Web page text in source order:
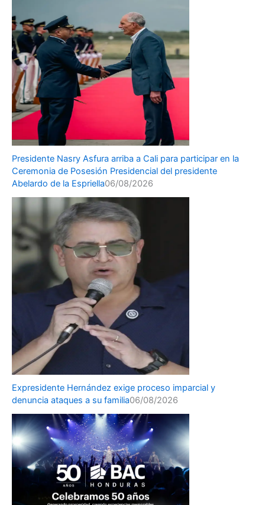
Presidente Nasry Asfura arriba a Cali para participar en la
Ceremonia de Posesión Presidencial del presidente
Abelardo de la Espriella06/08/2026
Expresidente Hernández exige proceso imparcial y
denuncia ataques a su familia06/08/2026